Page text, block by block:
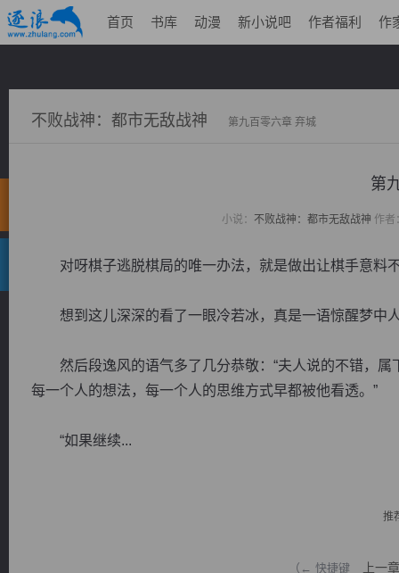
首页 书库 动漫 新小说吧 作者福利 作
不败战神：都市无敌战神 第九百零六章 弃城
第
小说： 不败战神：都市无敌战神 作者
对呀棋子逃脱棋局的唯一办法，就是做出让棋手意料
想到这儿深深的看了一眼冷若冰，真是一语惊醒梦中
然后段逸风的语气多了几分恭敬：“夫人说的不错，属
每一个人的想法，每一个人的思维方式早都被他看透。”
“如果继续...
推
（← 快捷键 上一章